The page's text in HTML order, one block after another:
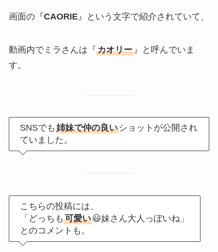
画面の『CAORIE』という文字で紹介されていて、
動画内でミラさんは『カオリー』と呼んでいま
す。
SNSでも姉妹で仲の良いショットが公開され
ていました。
こちらの投稿には、
「どっちも可愛い😃妹さん大人っぽいね」
とのコメントも。